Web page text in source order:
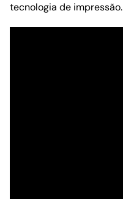
tecnologia de impressão.